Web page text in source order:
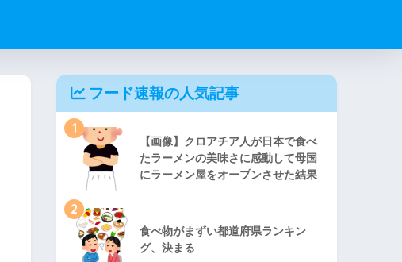
フード速報の人気記事
1
【画像】クロアチア人が日本で食べ
たラーメンの美味さに感動して母国
にラーメン屋をオープンさせた結果
2
食べ物がまずい都道府県ランキン
グ、決まる